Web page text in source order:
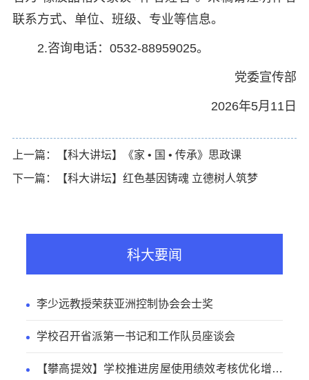
联系方式、单位、班级、专业等信息。
2.咨询电话：0532-88959025。
党委宣传部
2026年5月11日
上一篇：【科大讲坛】《家 • 国 • 传承》思政课
下一篇：【科大讲坛】红色基因铸魂 立德树人筑梦
科大要闻
李少远教授荣获亚洲控制协会会士奖
学校召开省派第一书记和工作队员座谈会
【攀高提效】学校推进房屋使用绩效考核优化增效